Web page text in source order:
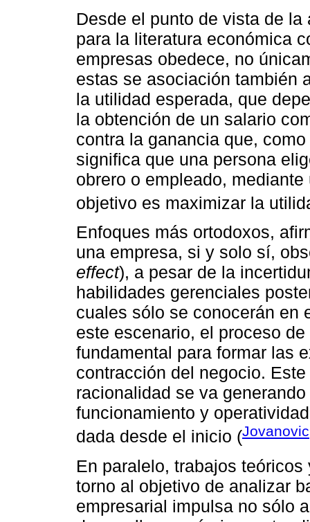
Desde el punto de vista de
para la literatura económica
empresas obedece, no
estas se asociación también
la utilidad esperada, que
la obtención de un salario
contra la ganancia que,
significa que una persona
obrero o empleado,
objetivo es maximizar la
Enfoques más ortodoxos,
una empresa, si y solo sí,
effect), a pesar de la
habilidades gerenciales
cuales sólo se conocerán en
este escenario, el proceso
fundamental para formar las
contracción del negocio.
racionalidad se va
funcionamiento y
dada desde el inicio (
En paralelo, trabajos
torno al objetivo de analizar
empresarial impulsa no sólo